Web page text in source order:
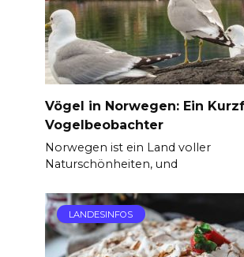
Vögel in Norwegen: Ein
Vogelbeobachter
Norwegen ist ein Land voller
Naturschönheiten, und
LANDESINFOS